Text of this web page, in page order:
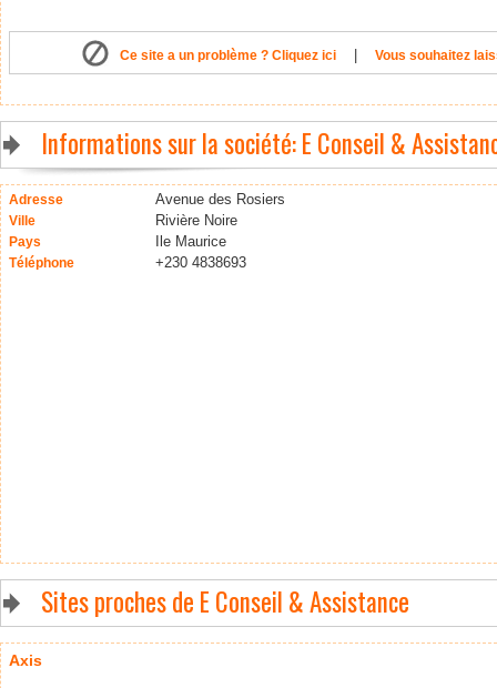
Ce site a un problème ? Cliquez ici Vous souhaitez
Informations sur la société: E Conseil &
Adresse Avenue des Rosiers
Ville Rivière Noire
Pays Ile Maurice
Téléphone +230 4838693
Sites proches de E Conseil & Assistance
Axis